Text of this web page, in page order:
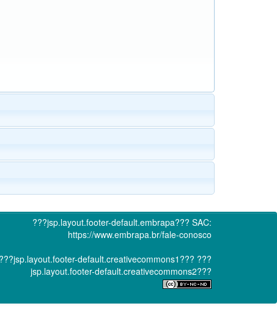
???jsp.layout.footer-default.embrapa??? SAC:
https://www.embrapa.br/fale-conosco
???jsp.layout.footer-default.creativecommons1??? ???
jsp.layout.footer-default.creativecommons2???